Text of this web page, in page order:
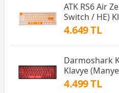
ATK RS6 Air
Switch / HE)
4.649 TL
Darmoshark
Klavye
4.499 TL